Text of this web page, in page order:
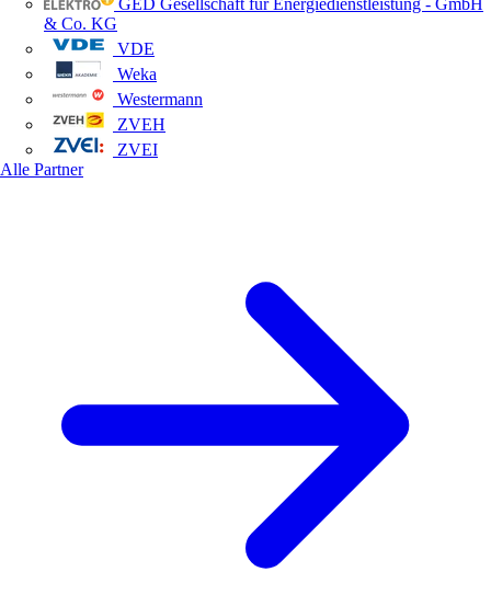
GED Gesellschaft für Energiedienstleistung - GmbH
& Co. KG
VDE
Weka
Westermann
ZVEH
ZVEI
Alle Partner